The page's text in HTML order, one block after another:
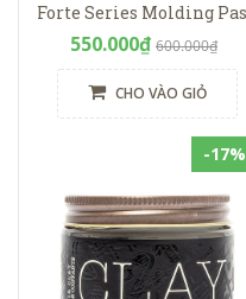
550.000₫ 600.000₫
CHO VÀO GIỎ
-17%